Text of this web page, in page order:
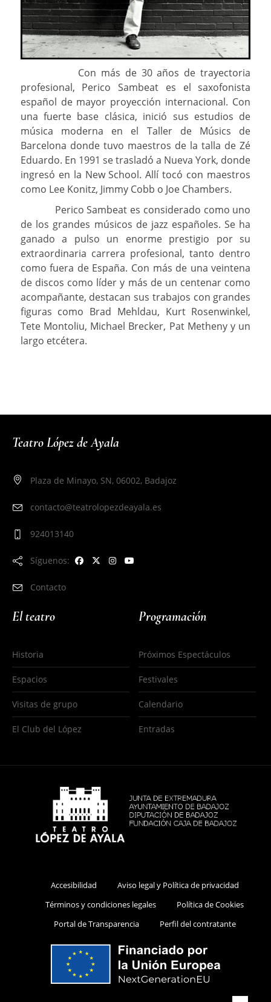
Con más de 30 años de trayectoria
profesional, Perico Sambeat es el saxofonista
español de mayor proyección internacional. Con
una fuerte base clásica, inició sus estudios de
música moderna en el Taller de Músics de
Barcelona donde tuvo maestros de la talla de Zé
Eduardo. En 1991 se trasladó a Nueva York, donde
ingresó en la New School. Allí tocó con maestros
como Lee Konitz, Jimmy Cobb o Joe Chambers.
Perico Sambeat es considerado como uno
de los grandes músicos de jazz españoles. Se ha
ganado a pulso un enorme prestigio por su
extraordinaria carrera profesional, tanto dentro
como fuera de España. Con más de una veintena
de discos como líder y más de un centenar como
acompañante, destacan sus trabajos con grandes
figuras como Brad Mehldau, Kurt Rosenwinkel,
Tete Montoliu, Michael Brecker, Pat Metheny y un
largo etcétera.
Teatro López de Ayala
Plaza de Minayo, SN, 06002, Badajoz
contacto@teatrolopezdeayala.es
924013140
Síguenos:
Contacto
El teatro
Historia
Espacios
Visitas de grupo
El Club del López
Programación
Próximos Espectáculos
Festivales
Calendario
Entradas
Accesibilidad
Aviso legal y Política de privacidad
Términos y condiciones legales
Política de Cookies
Portal de Transparencia
Perfil del contratante